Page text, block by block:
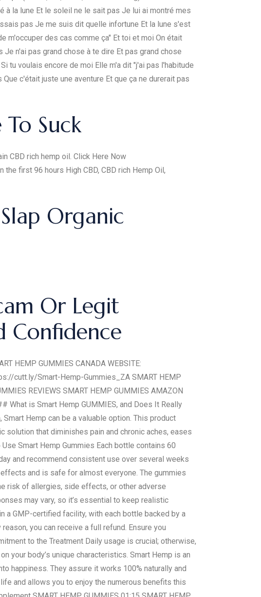
la lune Et le soleil ne le sait pas Je lui ai montré mes
pas Je me suis dit quelle infortune Et la lune s'est
m'occuper des cas comme ça" Et toi et moi On était
n'ai pas grand chose à te dire Et pas grand chose
tu voulais encore de moi Elle m'a dit "j'ai pas l'habitude
c'était juste une aventure Et que ça ne durerait pas
Suck
CBD rich hemp oil. Click Here Now
first 96 hours High CBD, CBD rich Hemp Oil,
Organic
Or Legit
Confidence
HEMP GUMMIES CANADA WEBSITE:
cutt.ly/Smart-Hemp-Gummies_ZA SMART HEMP
REVIEWS SMART HEMP GUMMIES AMAZON
What is Smart Hemp GUMMIES, and Does It Really
Hemp can be a valuable option. This product
solution that diminishes pain and chronic aches, eases
Smart Hemp Gummies Each bottle contains 60
and recommend consistent use over several weeks
and is safe for almost everyone. The gummies
risk of allergies, side effects, or other adverse
may vary, so it’s essential to keep realistic
a GMP-certified facility, with each bottle backed by a
you can receive a full refund. Ensure you
to the Treatment Daily usage is crucial; otherwise,
your body’s unique characteristics. Smart Hemp is an
happiness. They assure it works 100% naturally and
and allows you to enjoy the numerous benefits this